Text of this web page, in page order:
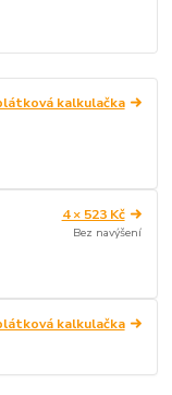
kalkulačka
4 × 523 Kč
Bez navýšení
kalkulačka